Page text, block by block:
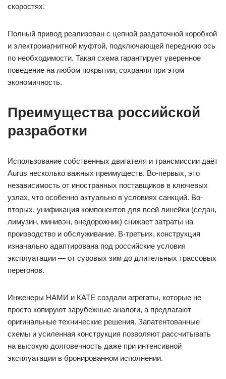
скоростях.
Полный привод реализован с цепной раздаточной коробкой
и электромагнитной муфтой, подключающей переднюю ось
по необходимости. Такая схема гарантирует уверенное
поведение на любом покрытии, сохраняя при этом
экономичность.
Преимущества российской
разработки
Использование собственных двигателя и трансмиссии даёт
Aurus несколько важных преимуществ. Во-первых, это
независимость от иностранных поставщиков в ключевых
узлах, что особенно актуально в условиях санкций. Во-
вторых, унификация компонентов для всей линейки (седан,
лимузин, минивэн, внедорожник) снижает затраты на
производство и обслуживание. В-третьих, конструкция
изначально адаптирована под российские условия
эксплуатации — от суровых зим до длительных трассовых
перегонов.
Инженеры НАМИ и КАТЕ создали агрегаты, которые не
просто копируют зарубежные аналоги, а предлагают
оригинальные технические решения. Запатентованные
схемы и усиленная конструкция позволяют рассчитывать
на высокую долговечность даже при интенсивной
эксплуатации в бронированном исполнении.